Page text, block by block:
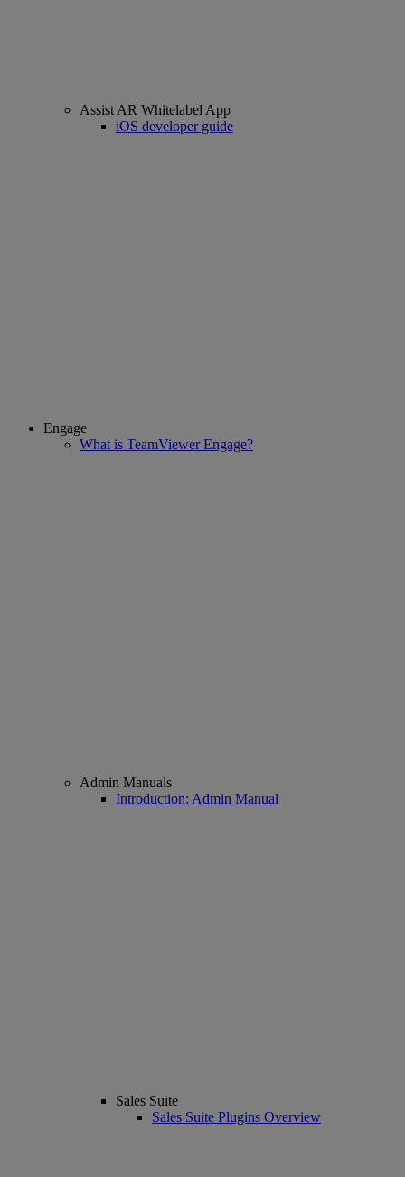
Assist AR Whitelabel App
iOS developer guide
Engage
What is TeamViewer Engage?
Admin Manuals
Introduction: Admin Manual
Sales Suite
Sales Suite Plugins Overview